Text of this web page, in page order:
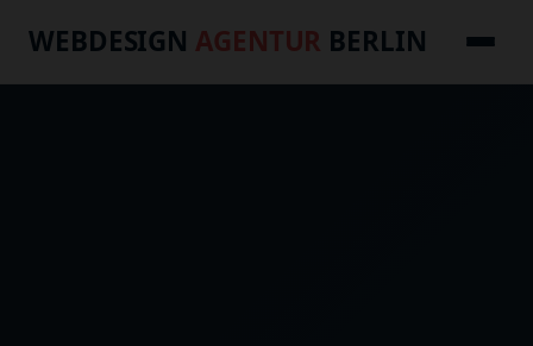
WEBDESIGN AGENTUR BERLIN